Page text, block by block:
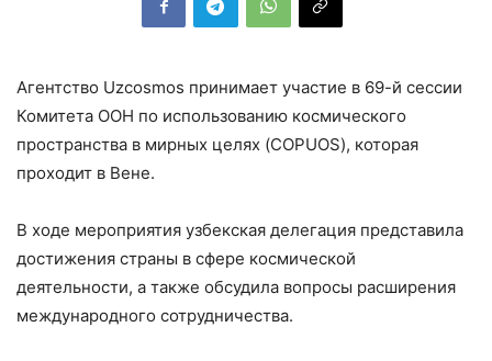
Агентство Uzcosmos принимает участие в 69-й сессии
Комитета ООН по использованию космического
пространства в мирных целях (COPUOS), которая
проходит в Вене.
В ходе мероприятия узбекская делегация представила
достижения страны в сфере космической
деятельности, а также обсудила вопросы расширения
международного сотрудничества.